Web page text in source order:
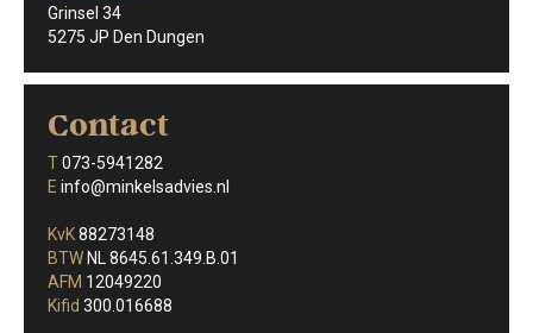
Grinsel 34
5275 JP Den Dungen
Contact
T073-5941282
E info@minkelsadvies.nl
KvK88273148
BTWNL 8645.61.349.B.01
AFM 12049220
Kifid 300.016688